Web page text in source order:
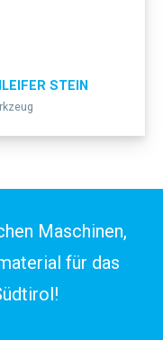
STEIN
Maschinen,
für das